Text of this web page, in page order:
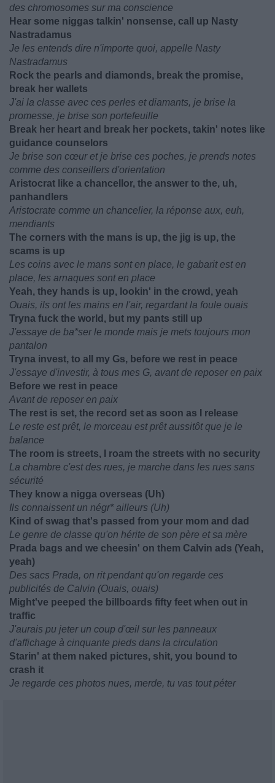
des chromosomes sur ma conscience
Hear some niggas talkin' nonsense, call up Nasty
Nastradamus
Je les entends dire n'importe quoi, appelle Nasty
Nastradamus
Rock the pearls and diamonds, break the promise,
break her wallets
J'ai la classe avec ces perles et diamants, je brise la
promesse, je brise son portefeuille
Break her heart and break her pockets, takin' notes like
guidance counselors
Je brise son cœur et je brise ces poches, je prends notes
comme des conseillers d'orientation
Aristocrat like a chancellor, the answer to the, uh,
panhandlers
Aristocrate comme un chancelier, la réponse aux, euh,
mendiants
The corners with the mans is up, the jig is up, the
scams is up
Les coins avec le mans sont en place, le gabarit est en
place, les arnaques sont en place
Yeah, they hands is up, lookin' in the crowd, yeah
Ouais, ils ont les mains en l'air, regardant la foule ouais
Tryna fuck the world, but my pants still up
J'essaye de ba*ser le monde mais je mets toujours mon
pantalon
Tryna invest, to all my Gs, before we rest in peace
J'essaye d'investir, à tous mes G, avant de reposer en paix
Before we rest in peace
Avant de reposer en paix
The rest is set, the record set as soon as I release
Le reste est prêt, le morceau est prêt aussitôt que je le
balance
The room is streets, I roam the streets with no security
La chambre c'est des rues, je marche dans les rues sans
sécurité
They know a nigga overseas (Uh)
Ils connaissent un négr* ailleurs (Uh)
Kind of swag that's passed from your mom and dad
Le genre de classe qu'on hérite de son père et sa mère
Prada bags and we cheesin' on them Calvin ads (Yeah,
yeah)
Des sacs Prada, on rit pendant qu'on regarde ces
publicités de Calvin (Ouais, ouais)
Might've peeped the billboards fifty feet when out in
traffic
J'aurais pu jeter un coup d'œil sur les panneaux
d'affichage à cinquante pieds dans la circulation
Starin' at them naked pictures, shit, you bound to
crash it
Je regarde ces photos nues, merde, tu vas tout péter